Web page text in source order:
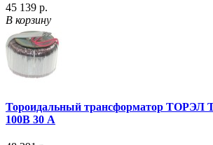
45 139 р.
В корзину
Тороидальный трансформатор ТОРЭЛ
100В 30 А